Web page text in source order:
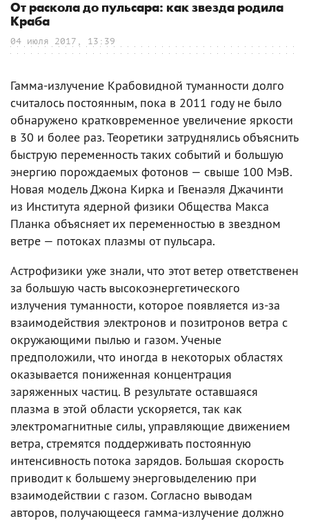
От раскола до пульсара: как звезда родила
Краба
04 июля 2017, 13:39
Гамма-излучение Крабовидной туманности долго
считалось постоянным, пока в 2011 году не было
обнаружено кратковременное увеличение яркости
в 30 и более раз. Теоретики затруднялись объяснить
быструю переменность таких событий и большую
энергию порождаемых фотонов — свыше 100 МэВ.
Новая модель Джона Кирка и Гвенаэля Джачинти
из Института ядерной физики Общества Макса
Планка объясняет их переменностью в звездном
ветре — потоках плазмы от пульсара.
Астрофизики уже знали, что этот ветер ответственен
за большую часть высокоэнергетического
излучения туманности, которое появляется из-за
взаимодействия электронов и позитронов ветра с
окружающими пылью и газом. Ученые
предположили, что иногда в некоторых областях
оказывается пониженная концентрация
заряженных частиц. В результате оставшаяся
плазма в этой области ускоряется, так как
электромагнитные силы, управляющие движением
ветра, стремятся поддерживать постоянную
интенсивность потока зарядов. Большая скорость
приводит к большему энерговыделению при
взаимодействии с газом. Согласно выводам
авторов, получающееся гамма-излучение должно